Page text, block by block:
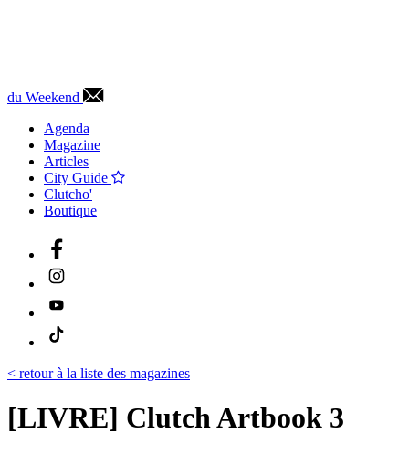
du Weekend
Agenda
Magazine
Articles
City Guide
Clutcho'
Boutique
< retour à la liste des magazines
[LIVRE] Clutch Artbook 3